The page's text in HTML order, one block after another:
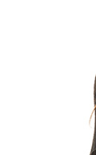
Husk ved